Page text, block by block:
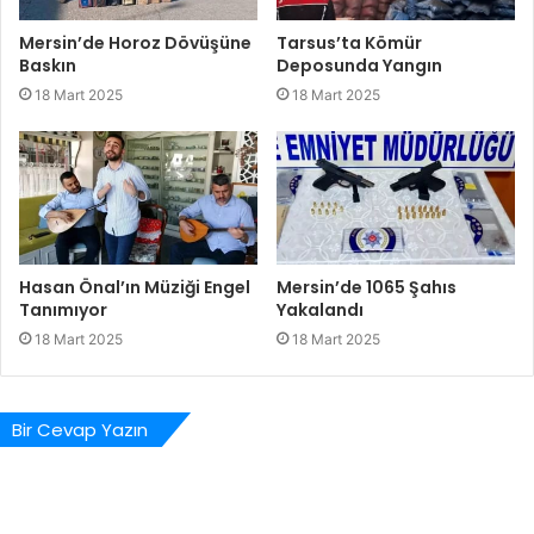
Mersin’de Horoz Dövüşüne
Baskın
18 Mart 2025
Tarsus’ta Kömür
Deposunda Yangın
18 Mart 2025
Hasan Önal’ın Müziği Engel
Tanımıyor
18 Mart 2025
Mersin’de 1065 Şahıs
Yakalandı
18 Mart 2025
Bir Cevap Yazın